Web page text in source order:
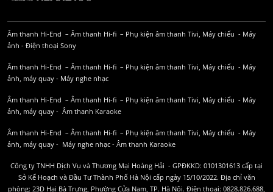
Âm thanh Hi-End – Âm thanh Hi-fi – Phụ kiện âm thanh Tivi, Máy chiếu - Máy
ảnh - Điện thoại Sony
Âm thanh Hi-End – Âm thanh Hi-fi – Phụ kiện âm thanh Tivi, Máy chiếu - Máy
ảnh, máy quay - Máy nghe nhạc
Âm thanh Hi-End – Âm thanh Hi-fi – Phụ kiện âm thanh Tivi, Máy chiếu - Máy
ảnh, máy quay - Âm thanh Karaoke
Âm thanh Hi-End – Âm thanh Hi-fi – Phụ kiện âm thanh Tivi, Máy chiếu - Máy
ảnh, máy quay - Máy nghe nhạc - Âm thanh Karaoke
Công ty TNHH Dịch Vụ và Thương Mại Hoàng Hải - GPĐKKD: 0101301613 cấp tại
Sở Kế Hoạch và Đầu Tư Thành Phố Hà Nội cấp ngày 15/10/2022. Địa chỉ văn
phòng: 23D Hai Bà Trưng, Phường Cửa Nam, TP. Hà Nội. Điện thoại: 0828.826.688,